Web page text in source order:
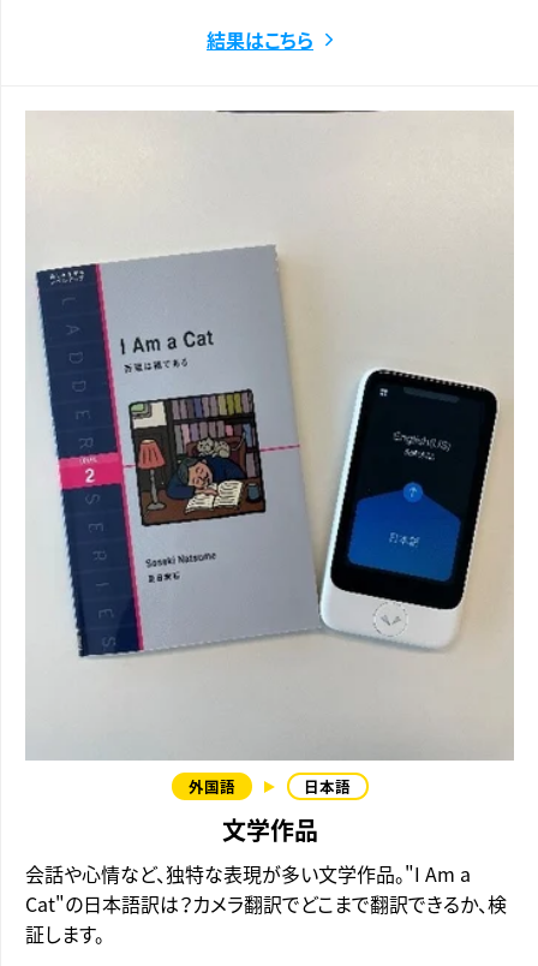
結果はこちら
文学作品
会話や心情など、独特な表現が多い文学作品。"I Am a
Cat"の日本語訳は？カメラ翻訳でどこまで翻訳できるか、検
証します。